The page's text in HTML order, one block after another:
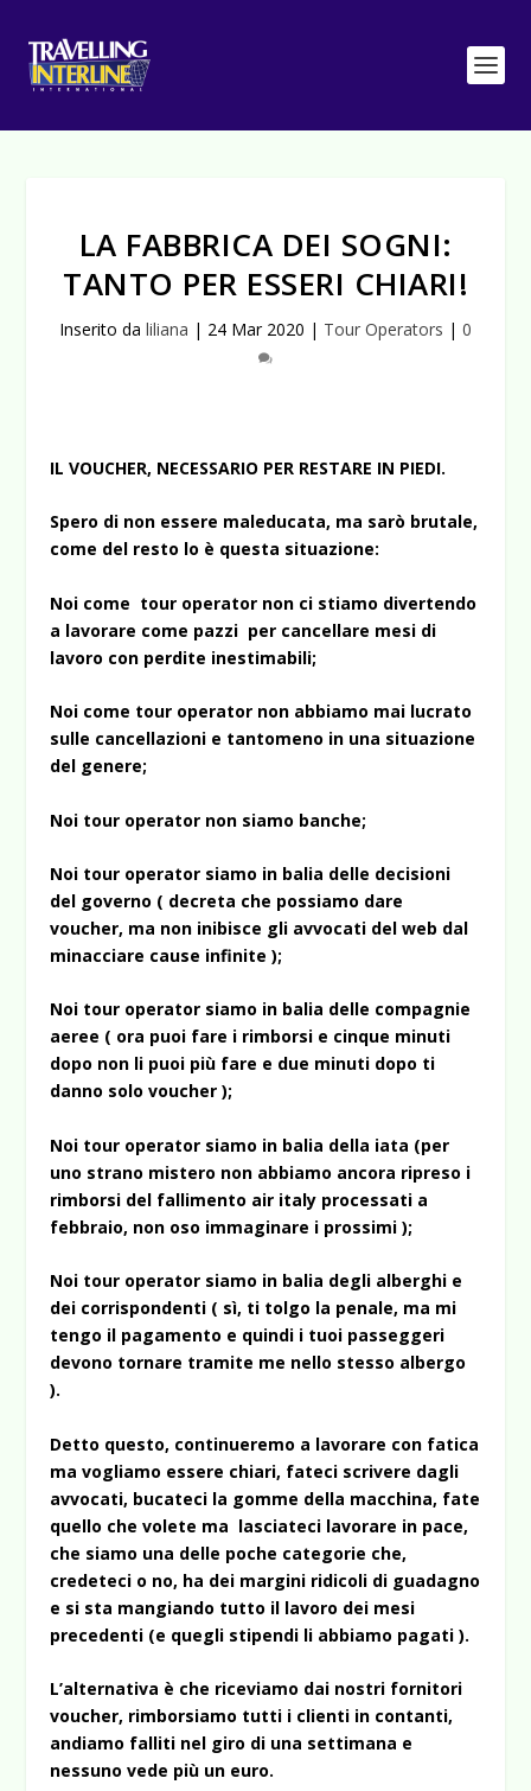
LA FABBRICA DEI SOGNI:
TANTO PER ESSERI CHIARI!
Inserito da liliana | 24 Mar 2020 | Tour Operators | 0
IL VOUCHER, NECESSARIO PER RESTARE IN PIEDI.
Spero di non essere maleducata, ma sarò brutale,
come del resto lo è questa situazione:
Noi come tour operator non ci stiamo divertendo
a lavorare come pazzi per cancellare mesi di
lavoro con perdite inestimabili;
Noi come tour operator non abbiamo mai lucrato
sulle cancellazioni e tantomeno in una situazione
del genere;
Noi tour operator non siamo banche;
Noi tour operator siamo in balia delle decisioni
del governo ( decreta che possiamo dare
voucher, ma non inibisce gli avvocati del web dal
minacciare cause infinite );
Noi tour operator siamo in balia delle compagnie
aeree ( ora puoi fare i rimborsi e cinque minuti
dopo non li puoi più fare e due minuti dopo ti
danno solo voucher );
Noi tour operator siamo in balia della iata (per
uno strano mistero non abbiamo ancora ripreso i
rimborsi del fallimento air italy processati a
febbraio, non oso immaginare i prossimi );
Noi tour operator siamo in balia degli alberghi e
dei corrispondenti ( sì, ti tolgo la penale, ma mi
tengo il pagamento e quindi i tuoi passeggeri
devono tornare tramite me nello stesso albergo
).
Detto questo, continueremo a lavorare con fatica
ma vogliamo essere chiari, fateci scrivere dagli
avvocati, bucateci la gomme della macchina, fate
quello che volete ma lasciateci lavorare in pace,
che siamo una delle poche categorie che,
credeteci o no, ha dei margini ridicoli di guadagno
e si sta mangiando tutto il lavoro dei mesi
precedenti (e quegli stipendi li abbiamo pagati ).
L’alternativa è che riceviamo dai nostri fornitori
voucher, rimborsiamo tutti i clienti in contanti,
andiamo falliti nel giro di una settimana e
nessuno vede più un euro.